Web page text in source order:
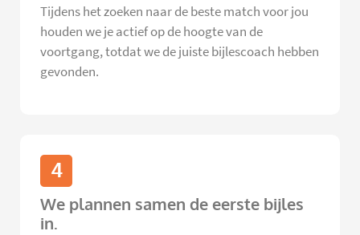
Tijdens het zoeken naar de beste match voor jou
houden we je actief op de hoogte van de
voortgang, totdat we de juiste bijlescoach hebben
gevonden.
4
We plannen samen de eerste bijles
in.